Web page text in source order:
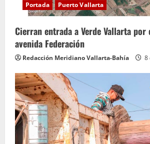
Portada Puerto Vallarta
Cierran entrada a Verde Vallarta por
avenida Federación
Redacción Meridiano Vallarta-Bahía 8